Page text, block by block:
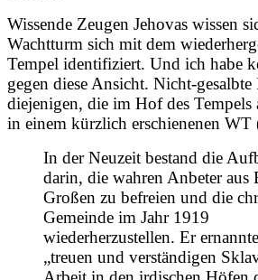
Wissende Zeugen Jehovas wissen
Wachtturm sich mit dem
Tempel identifiziert. Und ich habe
gegen diese Ansicht. Nicht-gesalbte
diejenigen, die im Hof des Tempels
in einem kürzlich erschienenen WT
In der Neuzeit bestand die
darin, die wahren Anbeter aus
Großen zu befreien und die
Gemeinde im Jahr 1919
wiederherzustellen. Er
„treuen und verständigen